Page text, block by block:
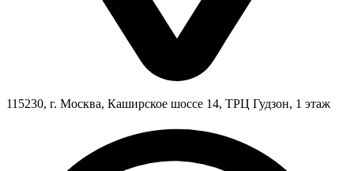
115230, г. Москва, Каширское шоссе 14, ТРЦ Гудзон, 1 этаж